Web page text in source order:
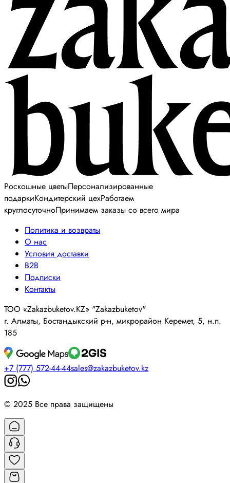
Роскошные цветыПерсонализированные
подаркиКондитерский цехРаботаем
круглосуточноПринимаем заказы со всего мира
Политика и возвраты
О нас
Условия доставки
B2B
Подписки
Контакты
ТОО «Zakazbuketov.KZ» "Zakazbuketov"
г. Алматы, Бостандыкский р-н, микрорайон Керемет, 5, н.п.
185
+7 (777) 572-44-44sales@zakazbuketov.kz
© 2025 Все права защищены